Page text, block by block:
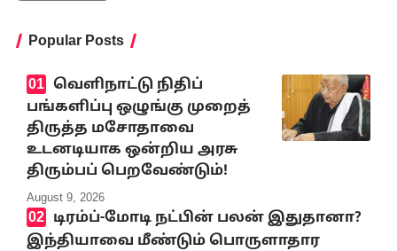
Popular Posts
வெளிநாட்டு நிதிப்
பங்களிப்பு ஒழுங்கு முறைத்
திருத்த மசோதாவை
உடனடியாக ஒன்றிய அரசு
திரும்பப் பெறவேண்டும்!
August 9, 2026
டிரம்ப்-மோடி நட்பின் பலன் இதுதானா?
இந்தியாவை மீண்டும் பொருளாதார